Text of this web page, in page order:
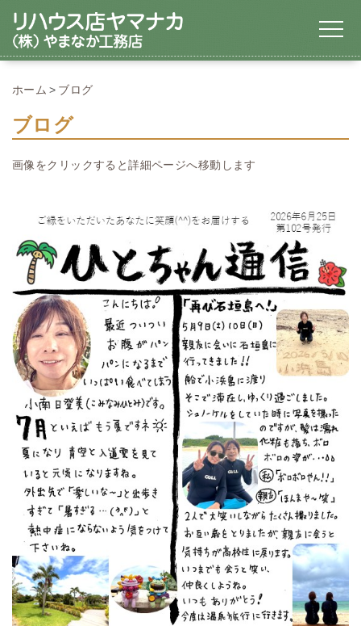
ホーム ブログ
ブログ
画像をクリックすると詳細ページへ移動します